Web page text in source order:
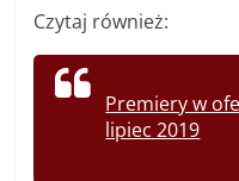
Czytaj również:
Premiery w
lipiec 2019